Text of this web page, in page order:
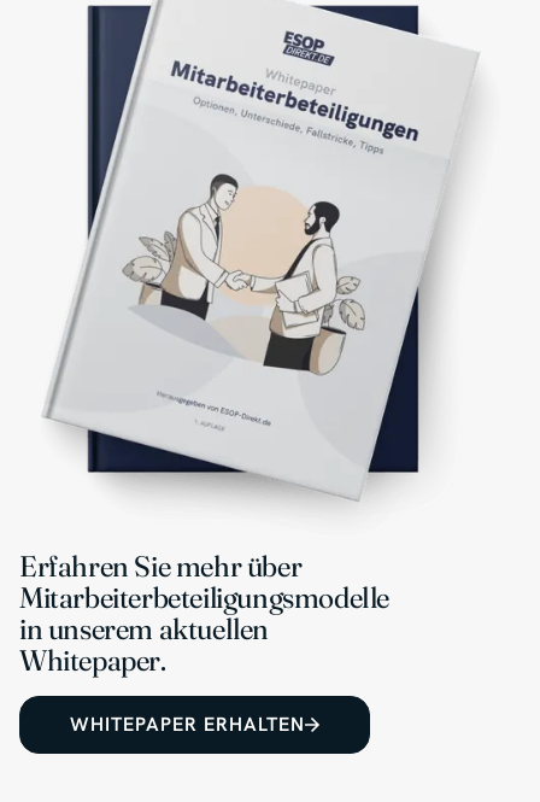
Erfahren Sie mehr über
Mitarbeiterbeteiligungsmodelle
in unserem aktuellen
Whitepaper.
WHITEPAPER ERHALTEN